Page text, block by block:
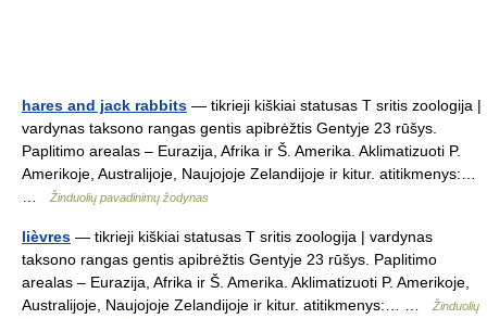
hares and jack rabbits — tikrieji kiškiai statusas T sritis zoologija |
vardynas taksono rangas gentis apibrėžtis Gentyje 23 rūšys.
Paplitimo arealas – Eurazija, Afrika ir Š. Amerika. Aklimatizuoti P.
Amerikoje, Australijoje, Naujojoje Zelandijoje ir kitur. atitikmenys:…
Žinduolių pavadinimų žodynas
lièvres — tikrieji kiškiai statusas T sritis zoologija | vardynas
taksono rangas gentis apibrėžtis Gentyje 23 rūšys. Paplitimo
arealas – Eurazija, Afrika ir Š. Amerika. Aklimatizuoti P. Amerikoje,
Australijoje, Naujojoje Zelandijoje ir kitur. atitikmenys:… …
Žinduolių